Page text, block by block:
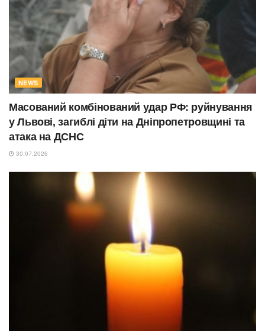
NEWS
Масований комбінований удар РФ: руйнування
у Львові, загиблі діти на Дніпропетровщині та
атака на ДСНС
30.07.2026